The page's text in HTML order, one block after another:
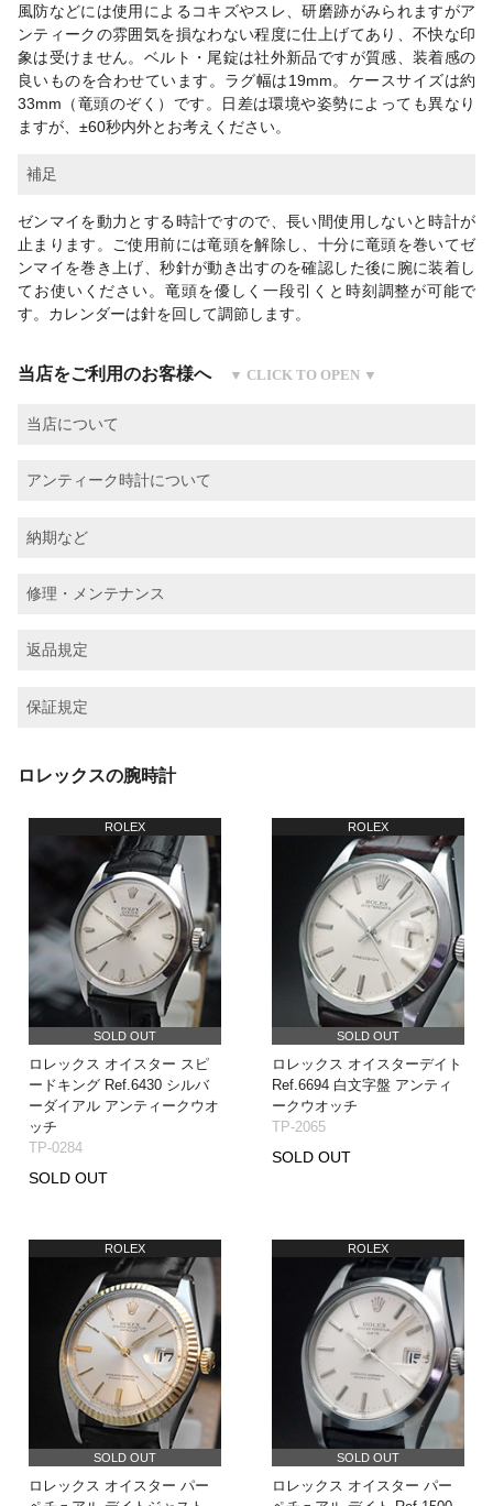
風防などには使用によるコキズやスレ、研磨跡がみられますがア
ンティークの雰囲気を損なわない程度に仕上げてあり、不快な印
象は受けません。ベルト・尾錠は社外新品ですが質感、装着感の
良いものを合わせています。ラグ幅は19mm。ケースサイズは約
33mm（竜頭のぞく）です。日差は環境や姿勢によっても異なり
ますが、±60秒内外とお考えください。
補足
ゼンマイを動力とする時計ですので、長い間使用しないと時計が
止まります。ご使用前には竜頭を解除し、十分に竜頭を巻いてゼ
ンマイを巻き上げ、秒針が動き出すのを確認した後に腕に装着し
てお使いください。竜頭を優しく一段引くと時刻調整が可能で
す。カレンダーは針を回して調節します。
当店をご利用のお客様へ
当店について
アンティーク時計について
納期など
修理・メンテナンス
返品規定
保証規定
ロレックスの腕時計
ROLEX
SOLD OUT
ロレックス オイスター スピ
ードキング Ref.6430 シルバ
ーダイアル アンティークウオ
ッチ
TP-0284
SOLD OUT
ROLEX
SOLD OUT
ロレックス オイスターデイト
Ref.6694 白文字盤 アンティ
ークウオッチ
TP-2065
SOLD OUT
ROLEX
SOLD OUT
ロレックス オイスター パー
ROLEX
SOLD OUT
ロレックス オイスター パー